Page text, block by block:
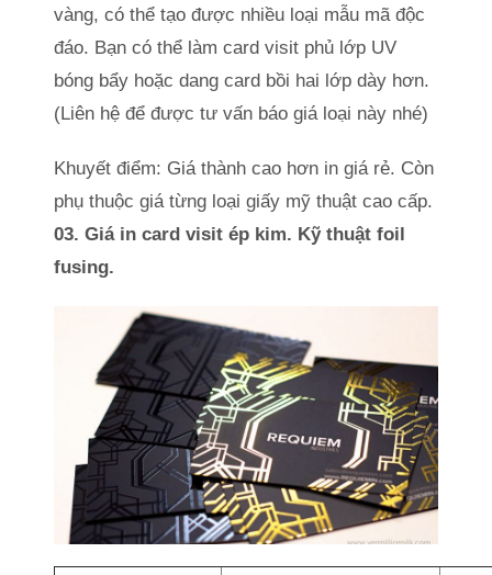
vàng, có thể tạo được nhiều loại mẫu mã độc
đáo. Bạn có thể làm card visit phủ lớp UV
bóng bẩy hoặc dang card bồi hai lớp dày hơn.
(Liên hệ để được tư vấn báo giá loại này nhé)
Khuyết điểm: Giá thành cao hơn in giá rẻ. Còn
phụ thuộc giá từng loại giấy mỹ thuật cao cấp.
03. Giá in card visit ép kim. Kỹ thuật foil
fusing.